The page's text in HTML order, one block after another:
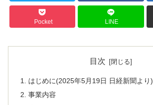
Pocket LINE
目次
はじめに(2025年5月19日 日経新聞より)
事業内容